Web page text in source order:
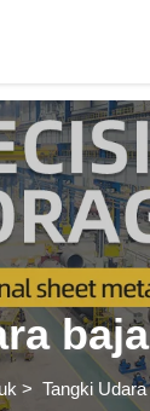
for (var i = 0;
> Tangki Udara